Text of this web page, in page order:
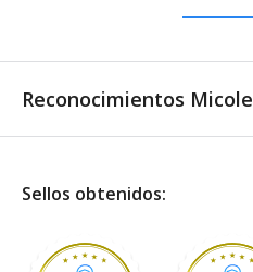
Mañanas
Reconocimientos Micole
Sellos obtenidos: